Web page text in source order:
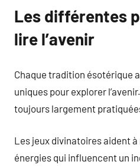
Les différentes
lire l’avenir
Chaque tradition ésotérique
uniques pour explorer
toujours largement
Les jeux divinatoires aident
énergies qui influencent un